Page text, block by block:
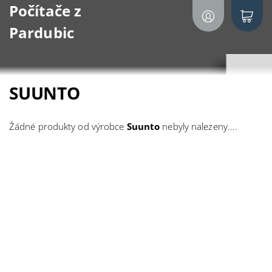
Počítače z
Pardubic
SUUNTO
Žádné produkty od výrobce Suunto nebyly nalezeny....